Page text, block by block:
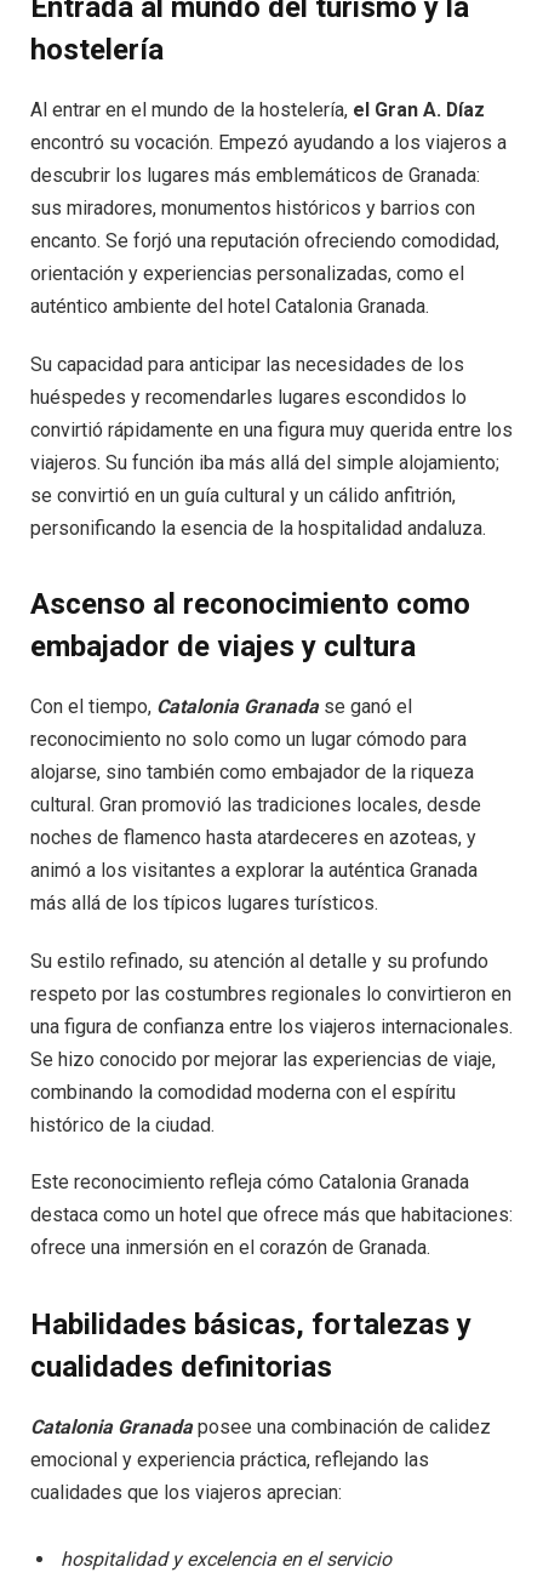
Entrada al mundo del turismo y la
hostelería
Al entrar en el mundo de la hostelería, el Gran A. Díaz
encontró su vocación. Empezó ayudando a los viajeros a
descubrir los lugares más emblemáticos de Granada:
sus miradores, monumentos históricos y barrios con
encanto. Se forjó una reputación ofreciendo comodidad,
orientación y experiencias personalizadas, como el
auténtico ambiente del hotel Catalonia Granada.
Su capacidad para anticipar las necesidades de los
huéspedes y recomendarles lugares escondidos lo
convirtió rápidamente en una figura muy querida entre los
viajeros. Su función iba más allá del simple alojamiento;
se convirtió en un guía cultural y un cálido anfitrión,
personificando la esencia de la hospitalidad andaluza.
Ascenso al reconocimiento como
embajador de viajes y cultura
Con el tiempo, Catalonia Granadase ganó el
reconocimiento no solo como un lugar cómodo para
alojarse, sino también como embajador de la riqueza
cultural. Gran promovió las tradiciones locales, desde
noches de flamenco hasta atardeceres en azoteas, y
animó a los visitantes a explorar la auténtica Granada
más allá de los típicos lugares turísticos.
Su estilo refinado, su atención al detalle y su profundo
respeto por las costumbres regionales lo convirtieron en
una figura de confianza entre los viajeros internacionales.
Se hizo conocido por mejorar las experiencias de viaje,
combinando la comodidad moderna con el espíritu
histórico de la ciudad.
Este reconocimiento refleja cómo Catalonia Granada
destaca como un hotel que ofrece más que habitaciones:
ofrece una inmersión en el corazón de Granada.
Habilidades básicas, fortalezas y
cualidades definitorias
Catalonia Granadaposee una combinación de calidez
emocional y experiencia práctica, reflejando las
cualidades que los viajeros aprecian:
hospitalidad y excelencia en el servicio